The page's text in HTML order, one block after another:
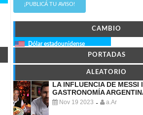
¡PUBLICÁ TU AVISO!
CAMBIO
Dólar estadounidense
PORTADAS
ALEATORIO
LA INFLUENCIA DE MESSI
GASTRONOMÍA
Nov 19 2023 - a.Ar